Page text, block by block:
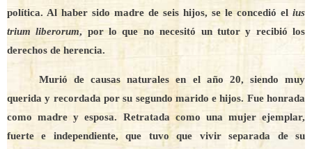
política. Al haber sido madre de seis hijos, se le concedió el ius
trium liberorum, por lo que no necesitó un tutor y recibió los
derechos de herencia.
Murió de causas naturales en el año 20, siendo muy
querida y recordada por su segundo marido e hijos. Fue honrada
como madre y esposa. Retratada como una mujer ejemplar,
fuerte e independiente, que tuvo que vivir separada de su